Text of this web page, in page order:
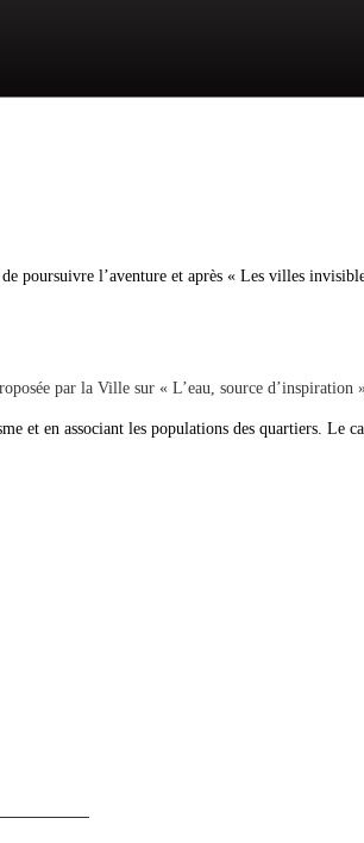
poursuivre l’aventure et après « Les villes
par la Ville sur « L’eau, source d’inspiration
et en associant les populations des quartiers. Le